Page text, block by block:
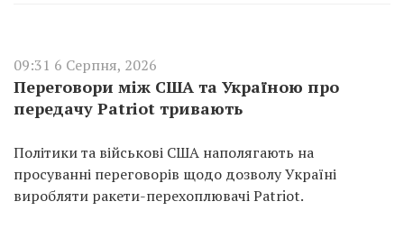
09:31 6 Серпня, 2026
Переговори між США та Україною про
передачу Patriot тривають
Політики та військові США наполягають на
просуванні переговорів щодо дозволу Україні
виробляти ракети-перехоплювачі Patriot.